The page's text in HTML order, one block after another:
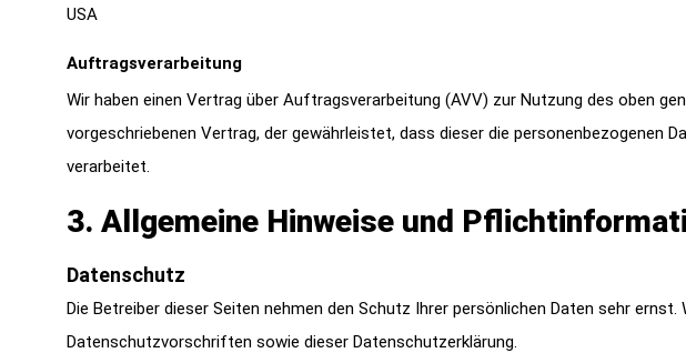
USA
Auftragsverarbeitung
Wir haben einen Vertrag über Auftragsverarbeitung (AVV) zur Nutzung des oben
vorgeschriebenen Vertrag, der gewährleistet, dass dieser die personenbezogenen
verarbeitet.
3. Allgemeine Hinweise und
Datenschutz
Die Betreiber dieser Seiten nehmen den Schutz Ihrer persönlichen Daten sehr
Datenschutzvorschriften sowie dieser Datenschutzerklärung.